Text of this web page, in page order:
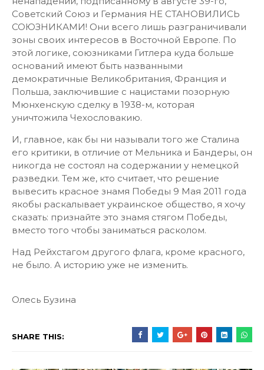
Советский Союз и Германия НЕ СТАНОВИЛИСЬ
СОЮЗНИКАМИ! Они всего лишь разграничивали
зоны своих интересов в Восточной Европе. По
этой логике, союзниками Гитлера куда больше
оснований имеют быть названными
демократичные Великобритания, Франция и
Польша, заключившие с нацистами позорную
Мюнхенскую сделку в 1938-м, которая
уничтожила Чехословакию.
И, главное, как бы ни называли того же Сталина
его критики, в отличие от Мельника и Бандеры, он
никогда не состоял на содержании у немецкой
разведки. Тем же, кто считает, что решение
вывесить красное знамя Победы 9 Мая 2011 года
якобы раскалывает украинское общество, я хочу
сказать: признайте это знамя стягом Победы,
вместо того чтобы заниматься расколом.
Над Рейхстагом другого флага, кроме красного,
не было. А историю уже не изменить.
Олесь Бузина
SHARE THIS: